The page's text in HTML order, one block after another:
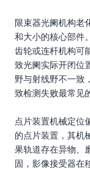
限束器光阑机构老
和大小的核心部件
齿轮或连杆机构可
致光阑实际开闭位
野与射线野不一致
致检测失败最常见
点片装置机械定位
的点片装置，其机
果轨道存在异物、
固，影像接受器在